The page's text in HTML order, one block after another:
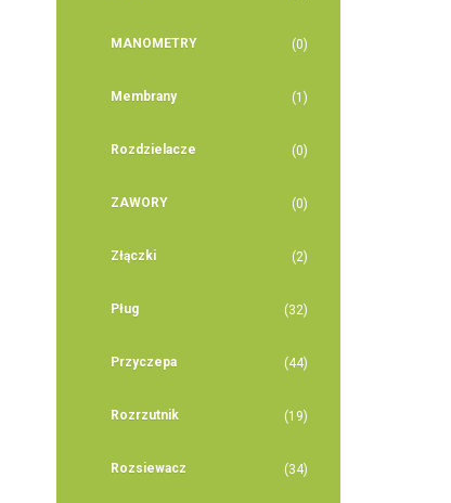
MANOMETRY (0)
Membrany (1)
Rozdzielacze (0)
ZAWORY (0)
Złączki (2)
Pług (32)
Przyczepa (44)
Rozrzutnik (19)
Rozsiewacz (34)